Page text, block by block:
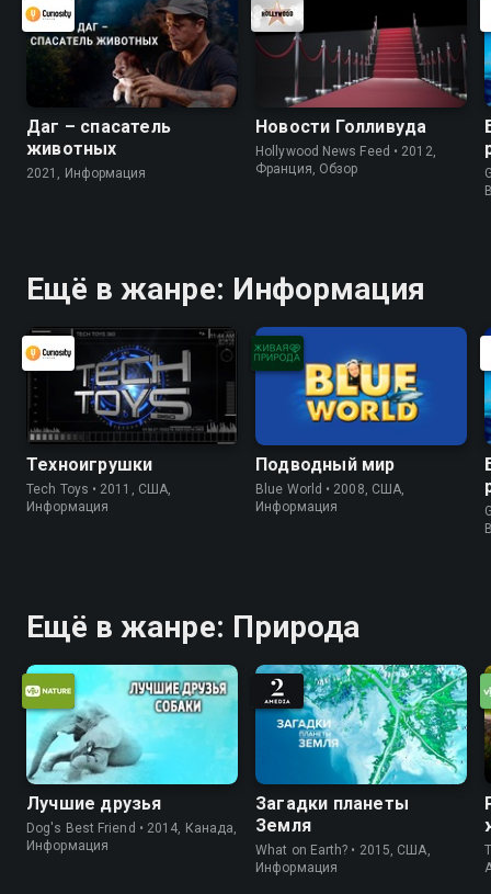
Даг – спасатель
животных
2021, Информация
Новости Голливуда
Hollywood News Feed • 2012,
Франция, Обзор
Ещё в жанре: Информация
Техноигрушки
Tech Toys • 2011, США,
Информация
Подводный мир
Blue World • 2008, США,
Информация
Ещё в жанре: Природа
Лучшие друзья
Dog's Best Friend • 2014, Канада,
Информация
Загадки планеты
Земля
What on Earth? • 2015, США,
Информация